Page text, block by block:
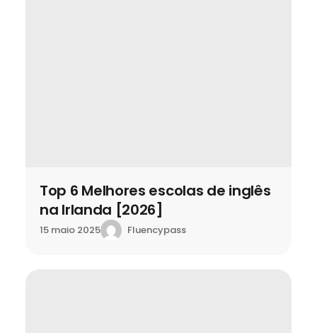
Top 6 Melhores escolas de inglês
na Irlanda [2026]
15 maio 2025 Fluencypass